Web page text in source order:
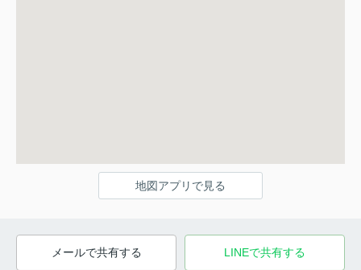
地図アプリで見る
メールで共有する LINEで共有する